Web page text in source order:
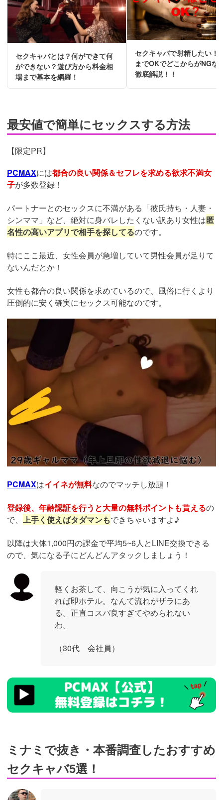
セクキャバとは？何ができて何
ができない？遊び方から料金相
場まで基本を網羅！
セクキャバで射精したい！
までOKでどこからがNGな
徹底解説！！
最安値で簡単にセックスする方法
【限定PR】
PCMAXには都合の良い関係＆セフレを求める欲求不満女
子が多数登録！
パートナーとのセックスに不満がある「彼氏持ち・人妻・
シンママ」など、絶対に身バレしたくない訳あり女性は匿
名性の高いアプリで相手を探してるのです。
特にここ最近、女性会員が急増していて男性会員が足りて
ないんだとか！
女性も都合の良い関係を求めているので、風俗に行くより
圧倒的に安く確実にセックス可能なのです。
https://pcmax.jp/lp/?
ad_id=rm327007
PCMAXはイイネが無料なのでマッチし放題！
登録後、年齢認証を行うと大量の無料ポイントも貰えるの
で、 上手く使えばタダマンもできちゃいますよ♪
以降は大体1,000円の課金で平均5~6人とLINE交換できる
ので、気になる子にどんどんアタックしましょう！
軽くお茶して、向こうが気に入ってくれ
れば即ホテル。なんて流れがザラにあ
る。正直コスパ良すぎてやめられない
わ。
（30代 会社員）
https://pcmax.jp/lp/?
ad_id=rm327007
ミナミで抜き・本番調査したおすすめ
セクキャバ5選！